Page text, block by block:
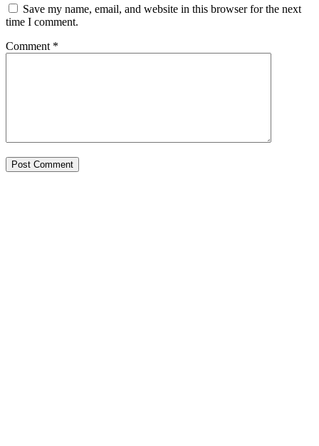
Save my name, email, and website in this browser for the next
time I comment.
Comment *